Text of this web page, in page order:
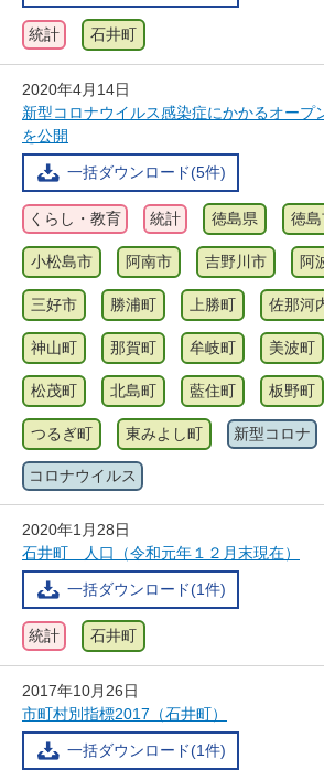
統計 石井町
2020年4月14日
新型コロナウイルス感染症にかかるオープ
を公開
一括ダウンロード(5件)
くらし・教育 統計 徳島県 徳
小松島市 阿南市 吉野川市 阿
三好市 勝浦町 上勝町 佐那河
神山町 那賀町 牟岐町 美波町
松茂町 北島町 藍住町 板野町
つるぎ町 東みよし町 新型コロナ
コロナウイルス
2020年1月28日
石井町 人口（令和元年１２月末現在）
一括ダウンロード(1件)
統計 石井町
2017年10月26日
市町村別指標2017（石井町）
一括ダウンロード(1件)